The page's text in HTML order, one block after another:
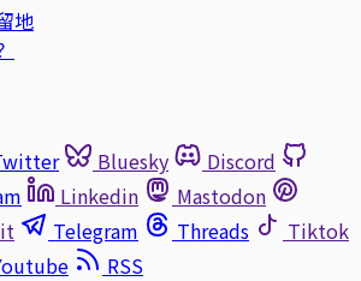
地
Bluesky
Discord
Linkedin
Mastodon
Telegram Threads
Tiktok
RSS